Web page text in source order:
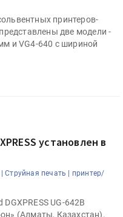
принтеров-
две модели -
и VG4-640 с шириной
установлен в
Струйная печать |
принтер/
UG-642В
(Алматы, Казахстан).